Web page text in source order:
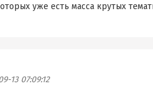
уже есть масса крутых
13 07:09:12